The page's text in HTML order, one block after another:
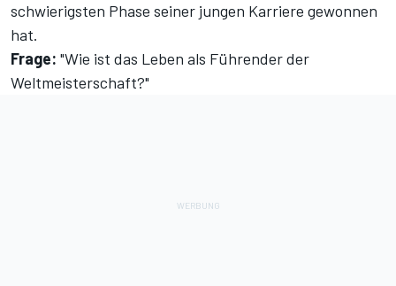
schwierigsten Phase seiner jungen Karriere gewonnen
hat.
Frage: "Wie ist das Leben als Führender der
Weltmeisterschaft?"